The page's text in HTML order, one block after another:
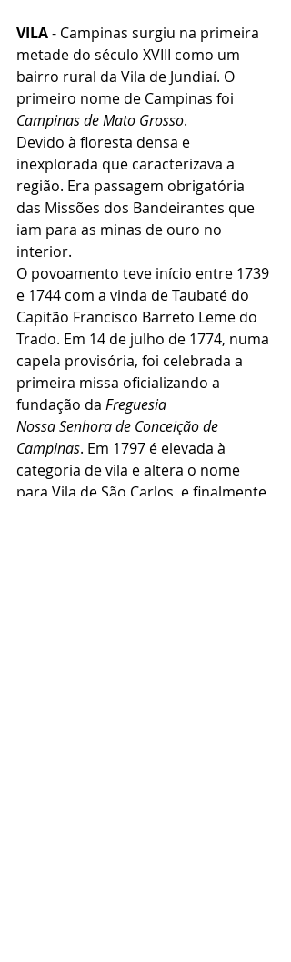
VILA - Campinas surgiu na primeira
metade do século XVIII como um
bairro rural da Vila de Jundiaí. O
primeiro nome de Campinas foi
Campinas de Mato Grosso.
Devido à floresta densa e
inexplorada que caracterizava a
região. Era passagem obrigatória
das Missões dos Bandeirantes que
iam para as minas de ouro no
interior.
O povoamento teve início entre 1739
e 1744 com a vinda de Taubaté do
Capitão Francisco Barreto Leme do
Trado. Em 14 de julho de 1774, numa
capela provisória, foi celebrada a
primeira missa oficializando a
fundação da Freguesia
Nossa Senhora de Conceição de
Campinas. Em 1797 é elevada à
categoria de vila e altera o nome
para Vila de São Carlos, e finalmente